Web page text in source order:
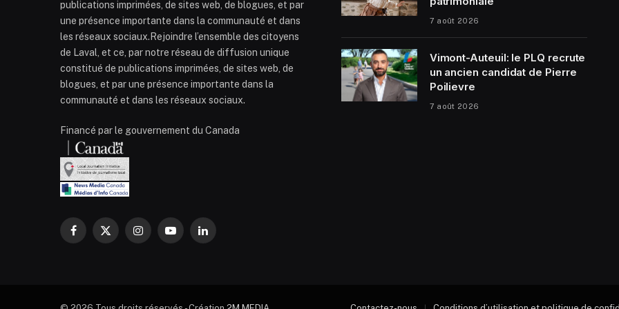
publications imprimées, de sites web, de blogues, et par
une présence importante dans la communauté et dans
les réseaux sociaux.Rejoindre l’ensemble des citoyens
de Laval, et ce, par notre réseau de diffusion unique
constitué de publications imprimées, de sites web, de
blogues, et par une présence importante dans la
communauté et dans les réseaux sociaux.
Financé par le gouvernement du Canada
Facebook
X
InstagramYouTubeLinkedIn
7 août 2026
Vimont-Auteuil: le PLQ recrute
un ancien candidat de Pierre
Poilievre
7 août 2026